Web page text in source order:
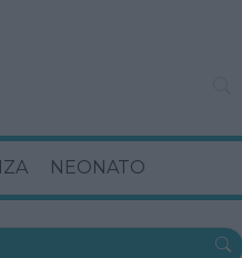
NEONATO